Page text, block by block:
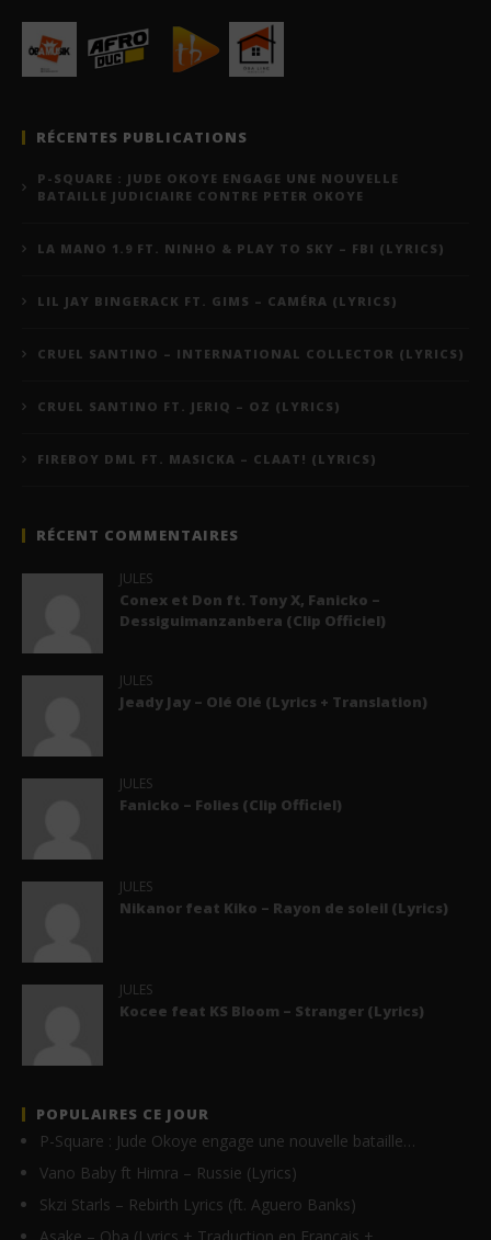
RÉCENTES PUBLICATIONS
P-SQUARE : JUDE OKOYE ENGAGE UNE NOUVELLE
BATAILLE JUDICIAIRE CONTRE PETER OKOYE
LA MANO 1.9 FT. NINHO & PLAY TO SKY – FBI (LYRICS)
LIL JAY BINGERACK FT. GIMS – CAMÉRA (LYRICS)
CRUEL SANTINO – INTERNATIONAL COLLECTOR (LYRICS)
CRUEL SANTINO FT. JERIQ – OZ (LYRICS)
FIREBOY DML FT. MASICKA – CLAAT! (LYRICS)
RÉCENT COMMENTAIRES
JULES
Conex et Don ft. Tony X, Fanicko –
Dessiguimanzanbera (Clip Officiel)
JULES
Jeady Jay – Olé Olé (Lyrics + Translation)
JULES
Fanicko – Folies (Clip Officiel)
JULES
Nikanor feat Kiko – Rayon de soleil (Lyrics)
JULES
Kocee feat KS Bloom – Stranger (Lyrics)
POPULAIRES CE JOUR
P-Square : Jude Okoye engage une nouvelle bataille…
Vano Baby ft Himra – Russie (Lyrics)
Skzi Starls – Rebirth Lyrics (ft. Aguero Banks)